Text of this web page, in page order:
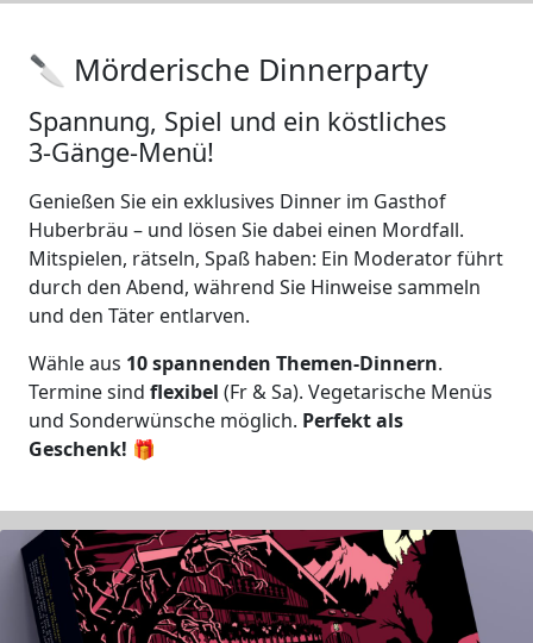
🔪 Mörderische Dinnerparty
Spannung, Spiel und ein köstliches
3‑Gänge-Menü!
Genießen Sie ein exklusives Dinner im Gasthof
Huberbräu – und lösen Sie dabei einen Mordfall.
Mitspielen, rätseln, Spaß haben: Ein Moderator führt
durch den Abend, während Sie Hinweise sammeln
und den Täter entlarven.
Wähle aus 10 spannenden Themen-Dinnern.
Termine sind flexibel (Fr & Sa). Vegetarische Menüs
und Sonderwünsche möglich. Perfekt als
Geschenk! 🎁